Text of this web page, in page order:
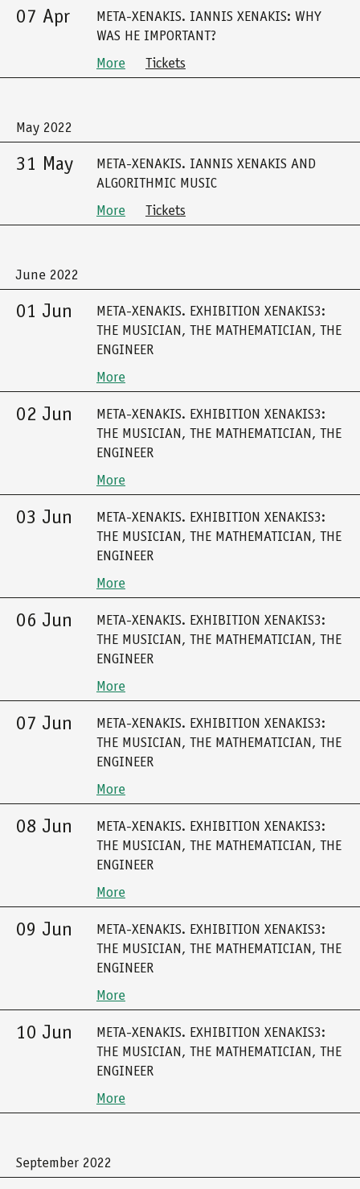
07 Apr
META-XENAKIS. IANNIS XENAKIS: WHY
WAS HE IMPORTANT?
More
Tickets
May 2022
31 May
META-XENAKIS. IANNIS XENAKIS AND
ALGORITHMIC MUSIC
More
Tickets
June 2022
01 Jun
META-XENAKIS. EXHIBITION XENAKIS3:
THE MUSICIAN, THE MATHEMATICIAN, THE
ENGINEER
More
02 Jun
META-XENAKIS. EXHIBITION XENAKIS3:
THE MUSICIAN, THE MATHEMATICIAN, THE
ENGINEER
More
03 Jun
META-XENAKIS. EXHIBITION XENAKIS3:
THE MUSICIAN, THE MATHEMATICIAN, THE
ENGINEER
More
06 Jun
META-XENAKIS. EXHIBITION XENAKIS3:
THE MUSICIAN, THE MATHEMATICIAN, THE
ENGINEER
More
07 Jun
META-XENAKIS. EXHIBITION XENAKIS3:
THE MUSICIAN, THE MATHEMATICIAN, THE
ENGINEER
More
08 Jun
META-XENAKIS. EXHIBITION XENAKIS3:
THE MUSICIAN, THE MATHEMATICIAN, THE
ENGINEER
More
09 Jun
META-XENAKIS. EXHIBITION XENAKIS3:
THE MUSICIAN, THE MATHEMATICIAN, THE
ENGINEER
More
10 Jun
META-XENAKIS. EXHIBITION XENAKIS3:
THE MUSICIAN, THE MATHEMATICIAN, THE
ENGINEER
More
September 2022